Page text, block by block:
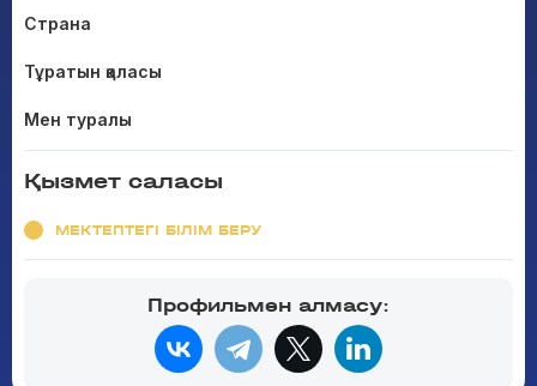
Страна
Тұратын қаласы
Мен туралы
Қызмет саласы
МЕКТЕПТЕГІ БІЛІМ БЕРУ
Профильмен алмасу: